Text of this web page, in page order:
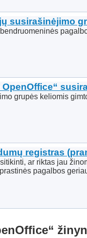
susirašinėjimo
OpenOffice“
grupės keliomis
registras
ar riktas jau
Įprastinės pagalbos